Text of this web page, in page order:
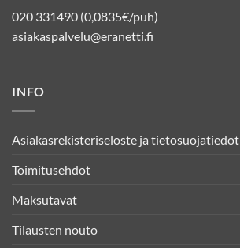
020 331490 (0,0835€/puh)
asiakaspalvelu@eranetti.fi
INFO
Asiakasrekisteriseloste ja tietosuojatiedot
Toimitusehdot
Maksutavat
Tilausten nouto